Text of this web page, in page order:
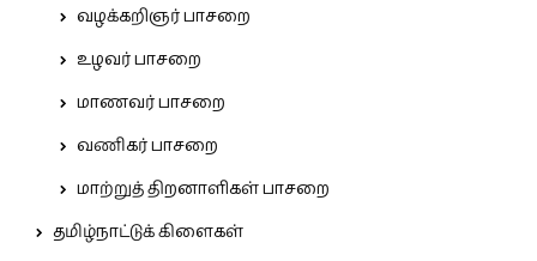
வழக்கறிஞர் பாசறை
உழவர் பாசறை
மாணவர் பாசறை
வணிகர் பாசறை
மாற்றுத் திறனாளிகள் பாசறை
தமிழ்நாட்டுக் கிளைகள்